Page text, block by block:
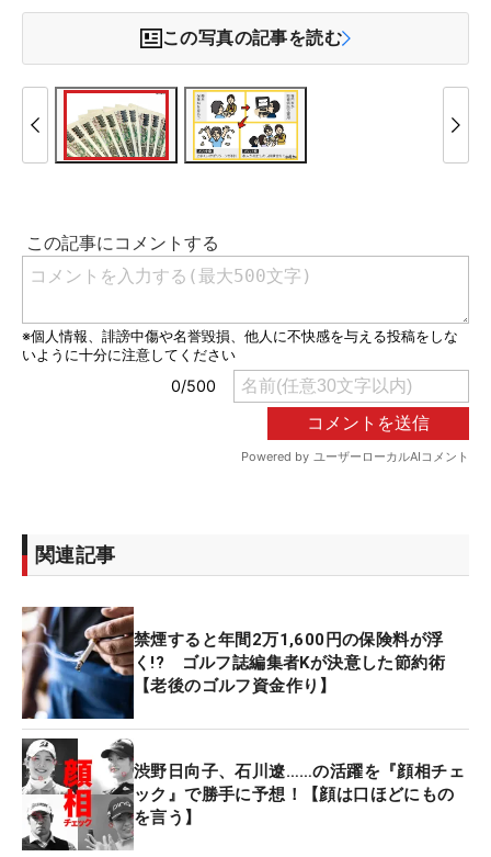
この写真の記事を読む
関連記事
禁煙すると年間2万1,600円の保険料が浮
く!? ゴルフ誌編集者Kが決意した節約術
【老後のゴルフ資金作り】
渋野日向子、石川遼……の活躍を『顔相チェ
ック』で勝手に予想！【顔は口ほどにもの
を言う】